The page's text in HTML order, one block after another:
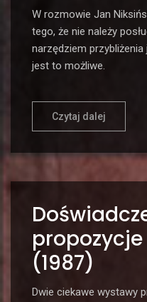
W rozmowie Jan
tego, że nie należy
narzędziem
jest to możliwe.
Czytaj dalej
propozycje
(1987)
Dwie ciekawe wystawy